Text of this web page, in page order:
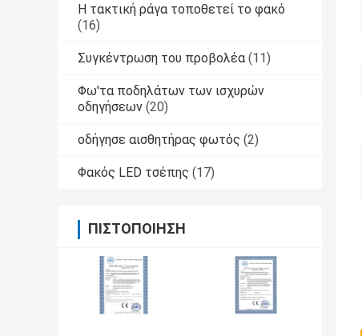
Η τακτική ράγα τοποθετεί το φακό
(16)
Συγκέντρωση του προβολέα (11)
Φω'τα ποδηλάτων των ισχυρών
οδηγήσεων (20)
οδήγησε αισθητήρας φωτός (2)
Φακός LED τσέπης (17)
ΠΙΣΤΟΠΟΊΗΣΗ